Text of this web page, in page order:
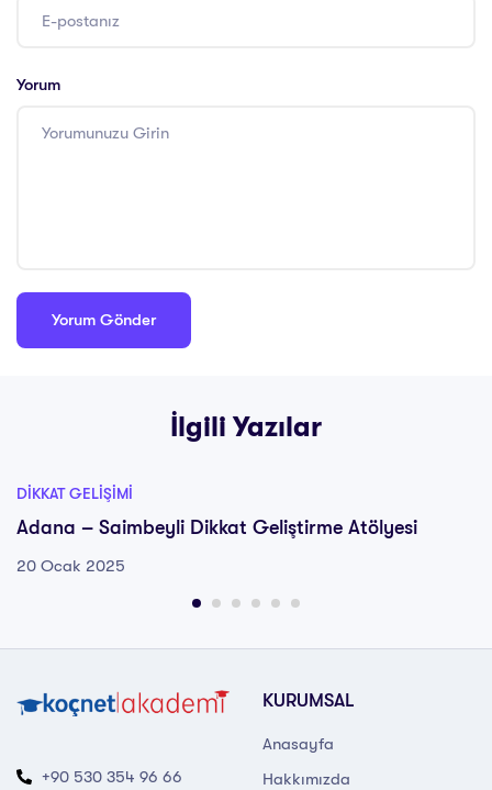
Yorum
İlgili Yazılar
DIKKAT GELIŞIMI
Adana – Saimbeyli Dikkat Geliştirme Atölyesi
20 Ocak 2025
+90 530 354 96 66
KURUMSAL
Anasayfa
Hakkımızda